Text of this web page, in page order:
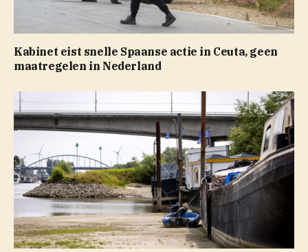
Kabinet eist snelle Spaanse actie in Ceuta, geen
maatregelen in Nederland